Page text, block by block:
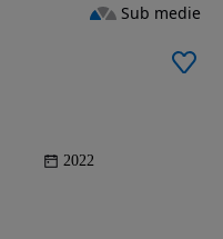
2022
Sub medie